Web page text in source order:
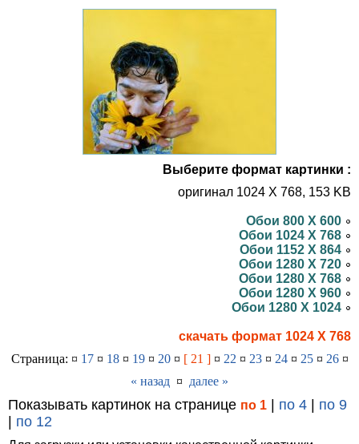
Выберите формат картинки :
оригинал 1024 X 768, 153 KB
Обои 800 X 600
Обои 1024 X 768
Обои 1152 X 864
Обои 1280 X 720
Обои 1280 X 768
Обои 1280 X 960
Обои 1280 X 1024
скачать формат 1024 X 768
Страница: ¤ 17¤ 18¤ 19¤ 20¤ [ 21 ]¤ 22 ¤ 23¤ 24¤ 25¤ 26¤
« назад ¤ далее »
Показывать картинок на странице по 1 | по 4 | по 9
| по 12